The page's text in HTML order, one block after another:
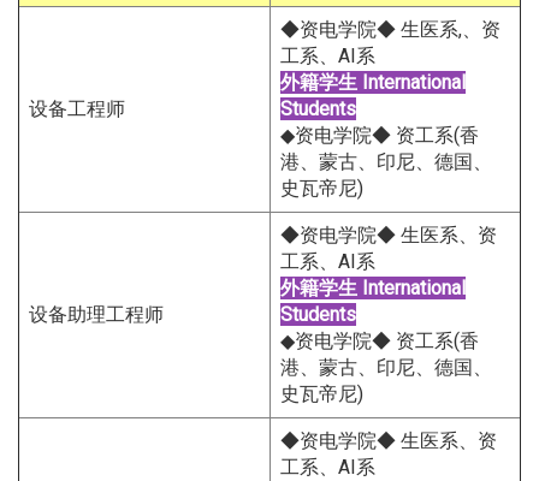
设备工程师
◆资电学院◆ 生医系,、资
工系、AI系
外籍学生 International
Students
◆资电学院◆ 资工系(香
港、蒙古、印尼、德国、
史瓦帝尼)
设备助理工程师
◆资电学院◆ 生医系、资
工系、AI系
外籍学生 International
Students
◆资电学院◆ 资工系(香
港、蒙古、印尼、德国、
史瓦帝尼)
◆资电学院◆ 生医系、资
工系、AI系